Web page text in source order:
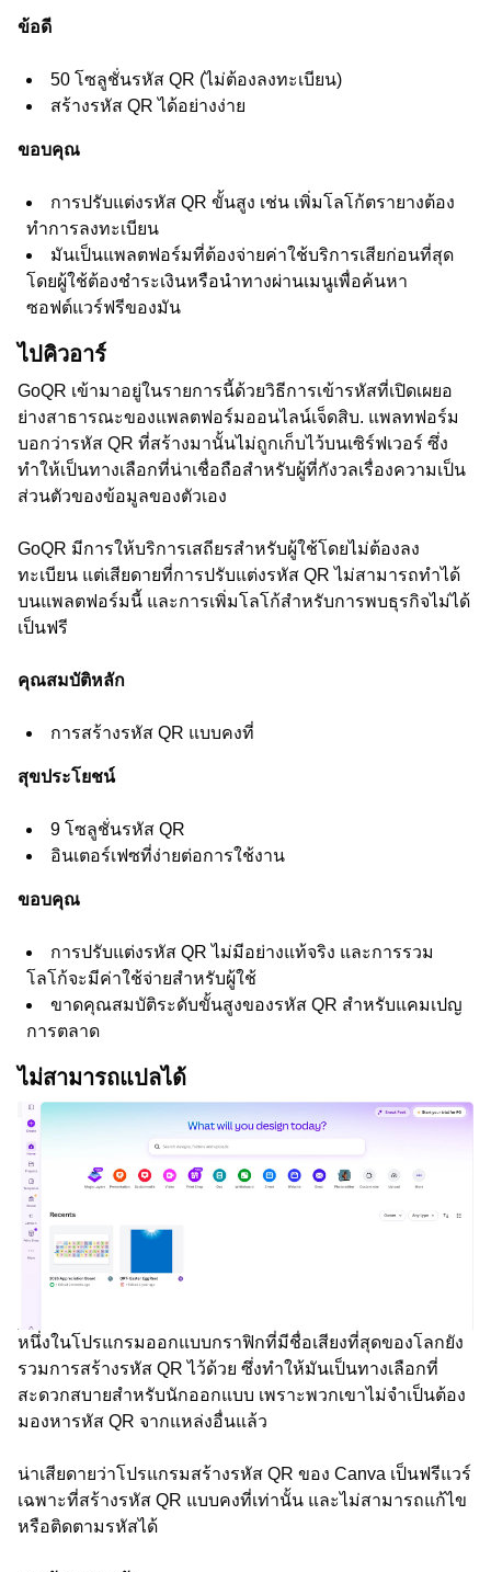
ข้อดี
50 โซลูชั่นรหัส QR (ไม่ต้องลงทะเบียน)
สร้างรหัส QR ได้อย่างง่าย
ขอบคุณ
การปรับแต่งรหัส QR ขั้นสูง เช่น เพิ่มโลโก้ตรายางต้อง
ทำการลงทะเบียน
มันเป็นแพลตฟอร์มที่ต้องจ่ายค่าใช้บริการเสียก่อนที่สุด
โดยผู้ใช้ต้องชำระเงินหรือนำทางผ่านเมนูเพื่อค้นหา
ซอฟต์แวร์ฟรีของมัน
ไปคิวอาร์
GoQR เข้ามาอยู่ในรายการนี้ด้วยวิธีการเข้ารหัสที่เปิดเผยอ
ย่างสาธารณะของแพลตฟอร์มออนไลน์เจ็ดสิบ. แพลทฟอร์ม
บอกว่ารหัส QR ที่สร้างมานั้นไม่ถูกเก็บไว้บนเซิร์ฟเวอร์ ซึ่ง
ทำให้เป็นทางเลือกที่น่าเชื่อถือสำหรับผู้ที่กังวลเรื่องความเป็น
ส่วนตัวของข้อมูลของตัวเอง
GoQR มีการให้บริการเสถียรสำหรับผู้ใช้โดยไม่ต้องลง
ทะเบียน แต่เสียดายที่การปรับแต่งรหัส QR ไม่สามารถทำได้
บนแพลตฟอร์มนี้ และการเพิ่มโลโก้สำหรับการพบธุรกิจไม่ได้
เป็นฟรี
คุณสมบัติหลัก
การสร้างรหัส QR แบบคงที่
สุขประโยชน์
9 โซลูชั่นรหัส QR
อินเตอร์เฟซที่ง่ายต่อการใช้งาน
ขอบคุณ
การปรับแต่งรหัส QR ไม่มีอย่างแท้จริง และการรวม
โลโก้จะมีค่าใช้จ่ายสำหรับผู้ใช้
ขาดคุณสมบัติระดับขั้นสูงของรหัส QR สำหรับแคมเปญ
การตลาด
ไม่สามารถแปลได้
หนึ่งในโปรแกรมออกแบบกราฟิกที่มีชื่อเสียงที่สุดของโลกยัง
รวมการสร้างรหัส QR ไว้ด้วย ซึ่งทำให้มันเป็นทางเลือกที่
สะดวกสบายสำหรับนักออกแบบ เพราะพวกเขาไม่จำเป็นต้อง
มองหารหัส QR จากแหล่งอื่นแล้ว
น่าเสียดายว่าโปรแกรมสร้างรหัส QR ของ Canva เป็นฟรีแวร์
เฉพาะที่สร้างรหัส QR แบบคงที่เท่านั้น และไม่สามารถแก้ไข
หรือติดตามรหัสได้